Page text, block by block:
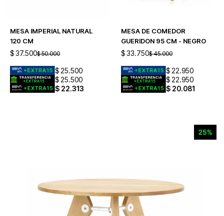
MESA IMPERIAL NATURAL
120 CM
$37.500$ 50.000
$ 25.500
$ 25.500
$ 22.313
MESA DE COMEDOR
GUERIDON 95 CM - NEGRO
$ 33.750$ 45.000
$ 22.950
$ 22.950
$ 20.081